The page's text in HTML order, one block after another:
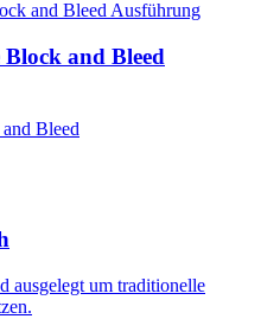
and Bleed
Bleed
ausgelegt um traditionelle